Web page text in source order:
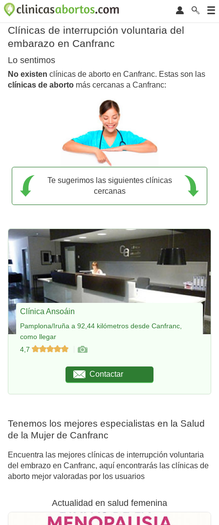
Clínicas de interrupción voluntaria del
embarazo en Canfranc
Lo sentimos
No existen clínicas de aborto en Canfranc. Estas son las
clínicas de aborto más cercanas a Canfranc:
Te sugerimos las siguientes clínicas
cercanas
Clínica Ansoáin
Pamplona/Iruña a 92,44 kilómetros desde Canfranc,
como llegar
4,7
Contactar
Tenemos los mejores especialistas en la Salud
de la Mujer de Canfranc
Encuentra las mejores clínicas de interrupción voluntaria
del embrazo en Canfranc, aquí encontrarás las clínicas de
aborto mejor valoradas por los usuarios
Actualidad en salud femenina